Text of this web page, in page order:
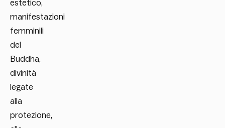
estetico,
manifestazioni
femminili
del
Buddha,
divinità
legate
alla
protezione,